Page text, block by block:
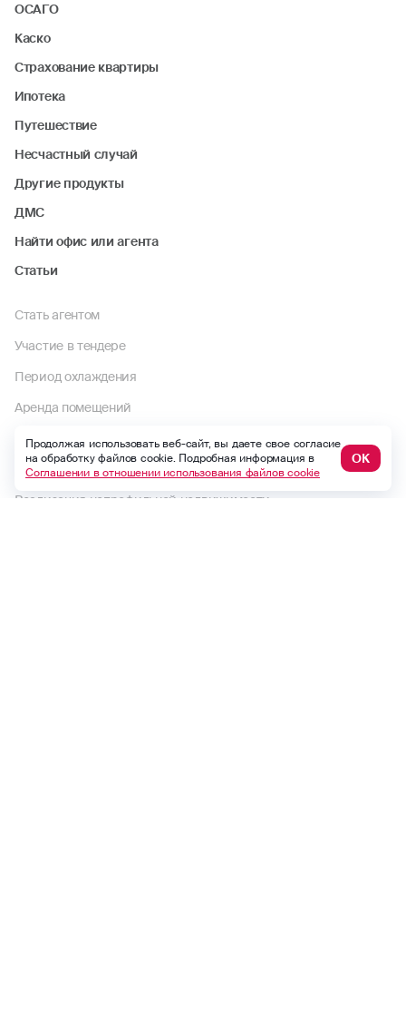
ОСАГО
Каско
Страхование квартиры
Ипотека
Путешествие
Несчастный случай
Другие продукты
ДМС
Найти офис или агента
Статьи
Стать агентом
Участие в тендере
Период охлаждения
Аренда помещений
Карьера в Росгосстрах
Реестр брокеров и агентов
Реализация непрофильной недвижимости
Продолжая использовать веб-сайт, вы даете свое согласие
на обработку файлов cookie. Подробная информация в
Соглашении в отношении использования файлов cookie
ОК